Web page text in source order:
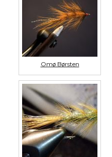
Omø Børsten